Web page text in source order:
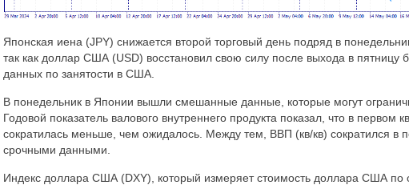
Японская иена (JPY) снижается второй торговый день подряд в
так как доллар США (USD) восстановил свою силу после выхода в пятницу
данных по занятости в США.
В понедельник в Японии вышли смешанные данные, которые могут
Годовой показатель валового внутреннего продукта показал, что в первом
сократилась меньше, чем ожидалось. Между тем, ВВП (кв/кв) сократился в
срочными данными.
Индекс доллара США (DXY), который измеряет стоимость доллара США